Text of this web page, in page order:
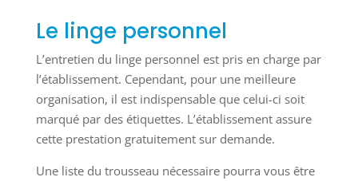
Le linge personnel
L’entretien du linge personnel est pris en charge par
l’établissement. Cependant, pour une meilleure
organisation, il est indispensable que celui-ci soit
marqué par des étiquettes. L’établissement assure
cette prestation gratuitement sur demande.
Une liste du trousseau nécessaire pourra vous être